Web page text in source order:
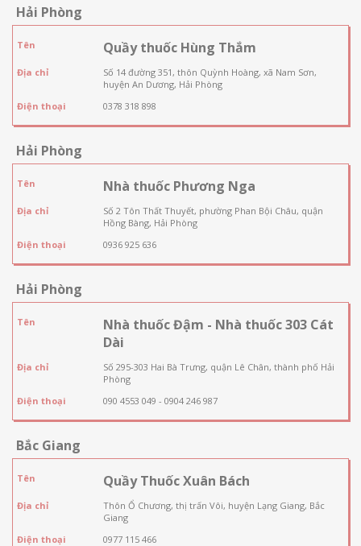
Hải Phòng
Tên Quầy thuốc Hùng Thắm
Địa chỉ
Số 14 đường 351, thôn Quỳnh Hoàng, xã Nam Sơn,
huyện An Dương, Hải Phòng
Điện thoại
0378 318 898
Hải Phòng
Tên Nhà thuốc Phương Nga
Địa chỉ
Số 2 Tôn Thất Thuyết, phường Phan Bội Châu, quận
Hồng Bàng, Hải Phòng
Điện thoại
0936 925 636
Hải Phòng
Tên
Nhà thuốc Đậm - Nhà thuốc 303 Cát
Dài
Địa chỉ
Số 295-303 Hai Bà Trưng, quận Lê Chân, thành phố Hải
Phòng
Điện thoại
090 4553 049 - 0904 246 987
Bắc Giang
Tên Quầy Thuốc Xuân Bách
Địa chỉ
Thôn Ổ Chương, thị trấn Vôi, huyện Lạng Giang, Bắc
Giang
Điện thoại
0977 115 466